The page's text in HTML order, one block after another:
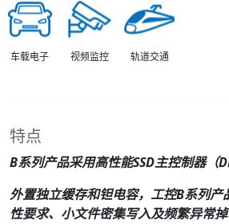
车载电子 视频监控 轨道交通
特点
B系列产品采用高性能SSD主控制器（
外置独立缓存和钽电容，工控B系列产
性要求、小文件密集写入及频繁异常掉